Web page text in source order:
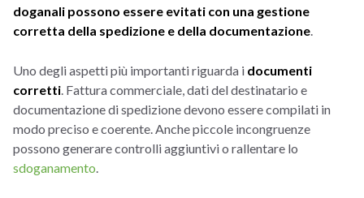
doganali possono essere evitati con una gestione
corretta della spedizione e della documentazione.
Uno degli aspetti più importanti riguarda i documenti
corretti. Fattura commerciale, dati del destinatario e
documentazione di spedizione devono essere compilati in
modo preciso e coerente. Anche piccole incongruenze
possono generare controlli aggiuntivi o rallentare lo
sdoganamento.